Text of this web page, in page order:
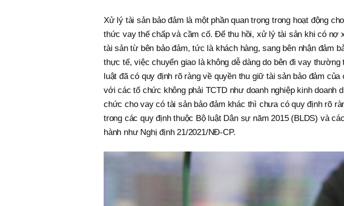
Xử lý tài sản bảo đảm là một phần quan trọng trong hoạt động
thức vay thế chấp và cầm cố. Để thu hồi, xử lý tài sản khi có nợ
tài sản từ bên bảo đảm, tức là khách hàng, sang bên nhận đảm
thực tế, việc chuyển giao là không dễ dàng do bên đi vay thường
luật đã có quy định rõ ràng về quyền thu giữ tài sản bảo đảm
với các tổ chức không phải TCTD như doanh nghiệp kinh doanh
chức cho vay có tài sản bảo đảm khác thì chưa có quy định rõ
trong các quy định thuộc Bộ luật Dân sự năm 2015 (BLDS) và
hành như Nghị định 21/2021/NĐ-CP.